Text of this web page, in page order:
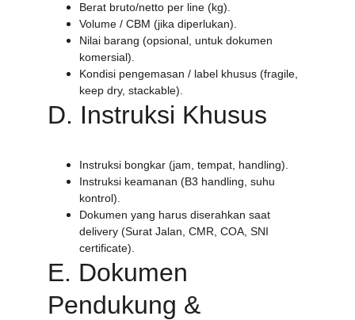
Berat bruto/netto per line (kg).
Volume / CBM (jika diperlukan).
Nilai barang (opsional, untuk dokumen
komersial).
Kondisi pengemasan / label khusus (fragile,
keep dry, stackable).
D. Instruksi Khusus
Instruksi bongkar (jam, tempat, handling).
Instruksi keamanan (B3 handling, suhu
kontrol).
Dokumen yang harus diserahkan saat
delivery (Surat Jalan, CMR, COA, SNI
certificate).
E. Dokumen
Pendukung &